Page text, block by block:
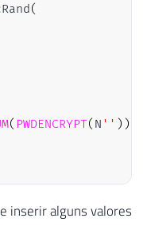
(
( PWDENCRYPT( N '' ) )
inserir alguns valores